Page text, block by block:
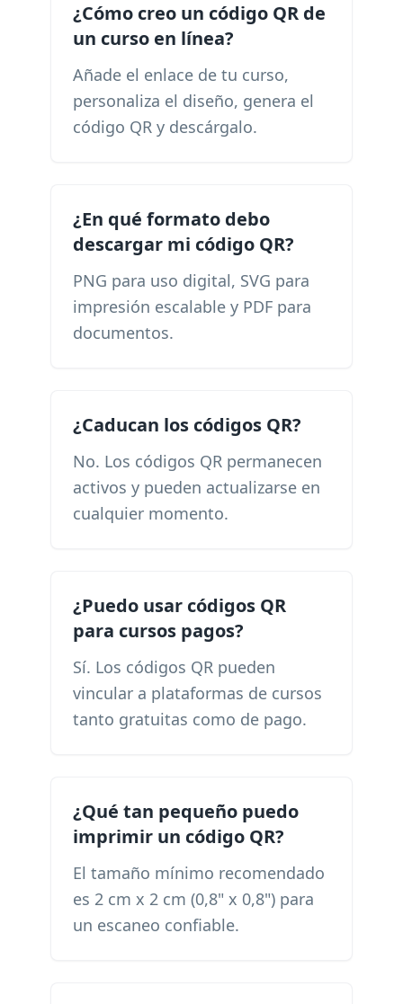
¿Cómo creo un código QR de
un curso en línea?
Añade el enlace de tu curso,
personaliza el diseño, genera el
código QR y descárgalo.
¿En qué formato debo
descargar mi código QR?
PNG para uso digital, SVG para
impresión escalable y PDF para
documentos.
¿Caducan los códigos QR?
No. Los códigos QR permanecen
activos y pueden actualizarse en
cualquier momento.
¿Puedo usar códigos QR
para cursos pagos?
Sí. Los códigos QR pueden
vincular a plataformas de cursos
tanto gratuitas como de pago.
¿Qué tan pequeño puedo
imprimir un código QR?
El tamaño mínimo recomendado
es 2 cm x 2 cm (0,8" x 0,8") para
un escaneo confiable.